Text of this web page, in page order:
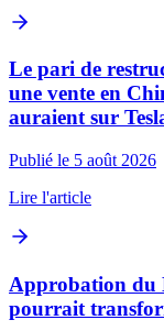
Le pari de
une vente en
auraient sur
Publié le 5 août 2026
Lire l'article
Approbation du
pourrait